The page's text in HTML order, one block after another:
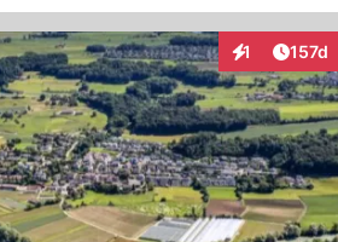
1
Interaktionen
157d